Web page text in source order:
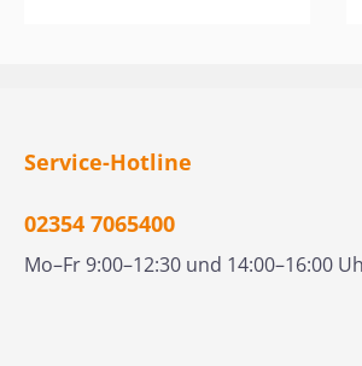
kleine Holzhäuser auf -
Freunde sind hoch
anzupacken. Doch schnell
Service-Hotline
02354 7065400
Mo–Fr 9:00–12:30 und 14:00–16:00